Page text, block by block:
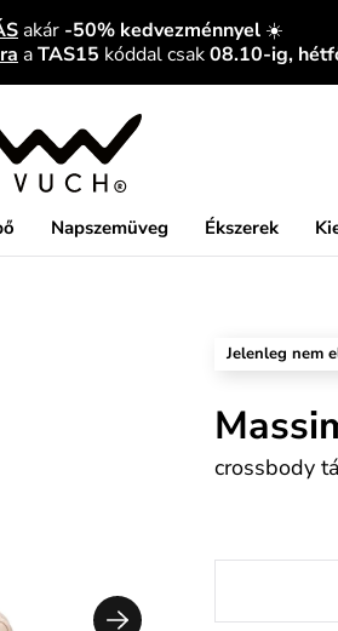
akár -50% kedvezménnyel ☀️
aTAS15 kóddal csak08.10-ig,
Napszemüveg Ékszerek
Jelenleg nem
crossbody